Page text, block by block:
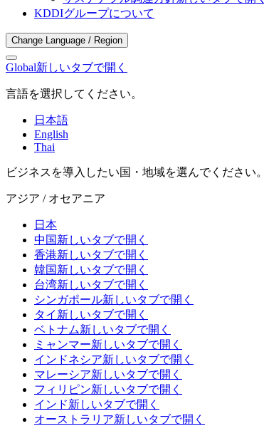
KDDIグループについて
Change Language / Region
Global新しいタブで開く
言語を選択してください。
日本語
English
Thai
ビジネスを導入したい国・地域を選んでください。
アジア / オセアニア
日本
中国新しいタブで開く
香港新しいタブで開く
韓国新しいタブで開く
台湾新しいタブで開く
シンガポール新しいタブで開く
タイ 新しいタブで開く
ベトナム新しいタブで開く
ミャンマー新しいタブで開く
インドネシア新しいタブで開く
マレーシア新しいタブで開く
フィリピン新しいタブで開く
インド新しいタブで開く
オーストラリア新しいタブで開く